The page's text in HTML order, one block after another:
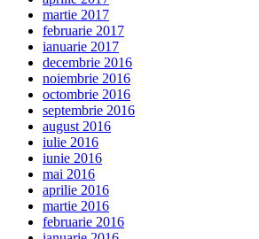
martie 2017
februarie 2017
ianuarie 2017
decembrie 2016
noiembrie 2016
octombrie 2016
septembrie 2016
august 2016
iulie 2016
iunie 2016
mai 2016
aprilie 2016
martie 2016
februarie 2016